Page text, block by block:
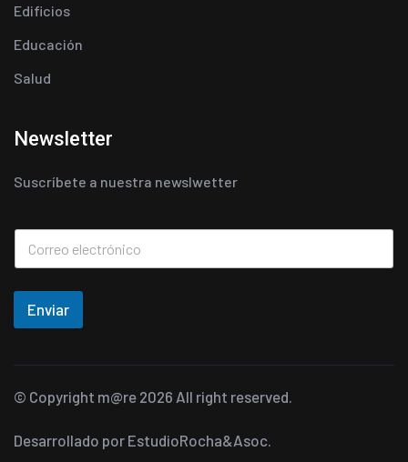
Edificios
Educación
Salud
Newsletter
Suscríbete a nuestra newslwetter
Enviar
© Copyright m@re 2026 All right reserved.
Desarrollado por EstudioRocha&Asoc.